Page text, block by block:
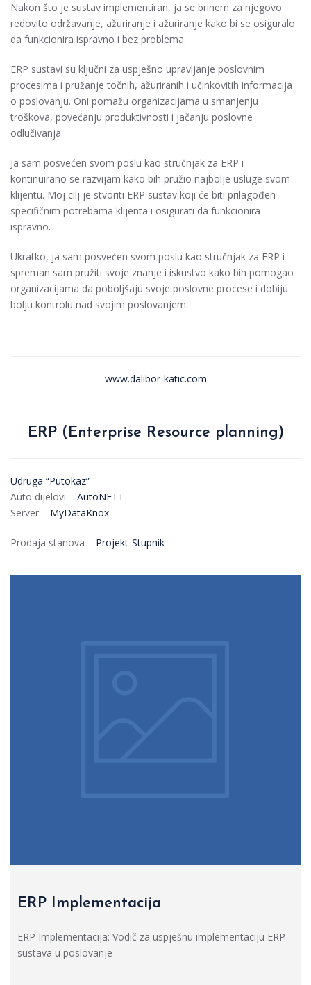
Nakon što je sustav implementiran, ja se brinem za njegovo
redovito održavanje, ažuriranje i ažuriranje kako bi se osiguralo
da funkcionira ispravno i bez problema.
ERP sustavi su ključni za uspješno upravljanje poslovnim
procesima i pružanje točnih, ažuriranih i učinkovitih informacija
o poslovanju. Oni pomažu organizacijama u smanjenju
troškova, povećanju produktivnosti i jačanju poslovne
odlučivanja.
Ja sam posvećen svom poslu kao stručnjak za ERP i
kontinuirano se razvijam kako bih pružio najbolje usluge svom
klijentu. Moj cilj je stvoriti ERP sustav koji će biti prilagođen
specifičnim potrebama klijenta i osigurati da funkcionira
ispravno.
Ukratko, ja sam posvećen svom poslu kao stručnjak za ERP i
spreman sam pružiti svoje znanje i iskustvo kako bih pomogao
organizacijama da poboljšaju svoje poslovne procese i dobiju
bolju kontrolu nad svojim poslovanjem.
www.dalibor-katic.com
ERP (Enterprise Resource planning)
Udruga “Putokaz”
Auto dijelovi – AutoNETT
Server – MyDataKnox
Prodaja stanova – Projekt-Stupnik
ERP Implementacija
ERP Implementacija: Vodič za uspješnu implementaciju ERP
sustava u poslovanje